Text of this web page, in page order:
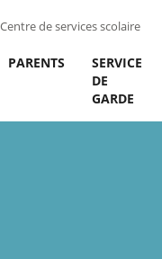
Centre de services scolaire
PARENTS
SERVICE
DE
GARDE